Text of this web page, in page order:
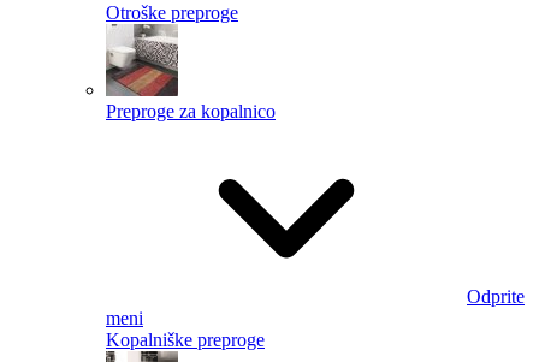
Otroške preproge
Preproge za kopalnico
Odprite
meni
Kopalniške preproge